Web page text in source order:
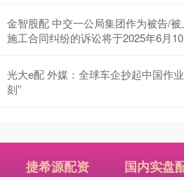
金智股配 中交一公局集团作为被告/
施工合同纠纷的诉讼将于2025年6月
光大e配 外媒：全球车企抄起中国作
刻”
捷希源配资 国内实盘